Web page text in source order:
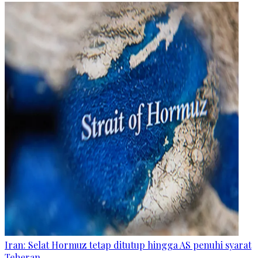
Iran: Selat Hormuz tetap ditutup hingga AS penuhi syarat